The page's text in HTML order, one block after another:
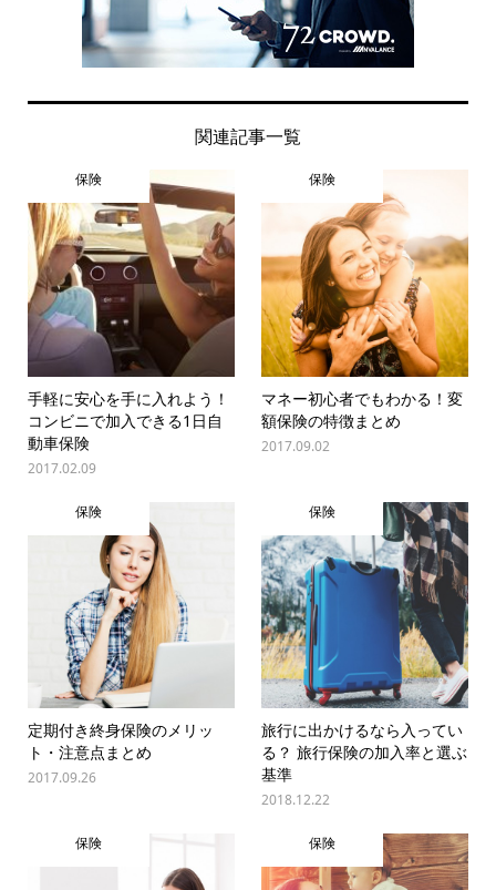
関連記事一覧
保険
手軽に安心を手に入れよう！
コンビニで加入できる1日自
動車保険
2017.02.09
保険
マネー初心者でもわかる！変
額保険の特徴まとめ
2017.09.02
保険
定期付き終身保険のメリッ
ト・注意点まとめ
2017.09.26
保険
旅行に出かけるなら入ってい
る？ 旅行保険の加入率と選ぶ
基準
2018.12.22
保険 保険